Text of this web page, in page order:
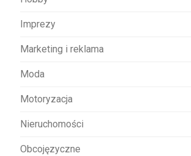
Imprezy
Marketing i reklama
Moda
Motoryzacja
Nieruchomości
Obcojęzyczne